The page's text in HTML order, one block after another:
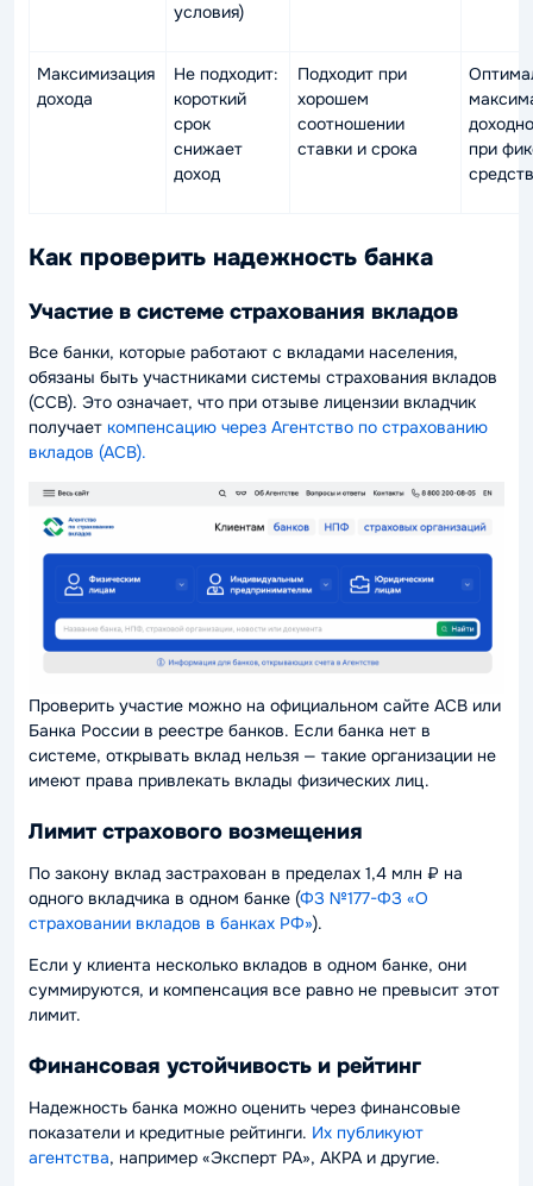
условия)
Максимизация
дохода
Не подходит:
короткий
срок
снижает
доход
Подходит при
хорошем
соотношении
ставки и срока
при
средств
Как проверить надежность банка
Участие в системе страхования вкладов
Все банки, которые работают с вкладами населения,
обязаны быть участниками системы страхования вкладов
(ССВ). Это означает, что при отзыве лицензии вкладчик
получает компенсацию через Агентство по страхованию
вкладов (АСВ).
Проверить участие можно на официальном сайте АСВ или
Банка России в реестре банков. Если банка нет в
системе, открывать вклад нельзя — такие организации не
имеют права привлекать вклады физических лиц.
Лимит страхового возмещения
По закону вклад застрахован в пределах 1,4 млн ₽ на
одного вкладчика в одном банке (ФЗ №177-ФЗ «О
страховании вкладов в банках РФ»).
Если у клиента несколько вкладов в одном банке, они
суммируются, и компенсация все равно не превысит этот
лимит.
Финансовая устойчивость и рейтинг
Надежность банка можно оценить через финансовые
показатели и кредитные рейтинги. Их публикуют
агентства, например «Эксперт РА», АКРА и другие.